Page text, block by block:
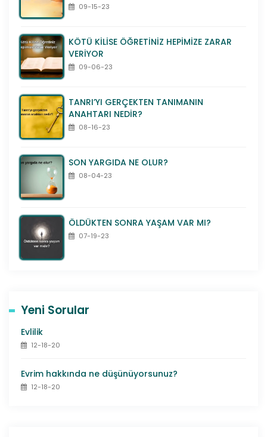
09-15-23
KÖTÜ KİLİSE ÖĞRETİNİZ HEPİMİZE ZARAR
VERİYOR
09-06-23
TANRI’YI GERÇEKTEN TANIMANIN
ANAHTARI NEDİR?
08-16-23
SON YARGIDA NE OLUR?
08-04-23
ÖLDÜKTEN SONRA YAŞAM VAR MI?
07-19-23
Yeni Sorular
Evlilik
12-18-20
Evrim hakkında ne düşünüyorsunuz?
12-18-20